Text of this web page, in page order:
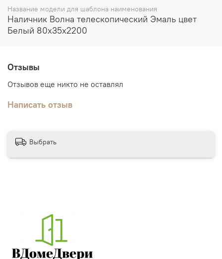
Название модели для шаблона наименования
Наличник Волна телескопический Эмаль цвет
Белый 80х35х2200
Отзывы
Отзывов еще никто не оставлял
Написать отзыв
Выбрать